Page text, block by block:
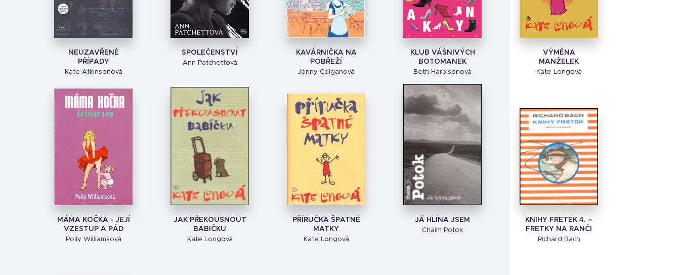
NEUZAVŘENÉ
PŘÍPADY
Kate Atkinsonová
SPOLEČENSTVÍ
Ann Patchettová
KAVÁRNIČKA NA
POBŘEŽÍ
Jenny Colganová
KLUB VÁŠNIVÝCH
BOTOMANEK
Beth Harbisonová
VÝMĚNA
MANŽELEK
Kate Longová
MÁMA KOČKA - JEJÍ
VZESTUP A PÁD
Polly Williamsová
JAK PŘEKOUSNOUT
BABIČKU
Kate Longová
PŘÍRUČKA ŠPATNÉ
MATKY
Kate Longová
JÁ HLÍNA JSEM
Chaim Potok
KNIHY FRETEK 4. –
FRETKY NA RANČI
Richard Bach